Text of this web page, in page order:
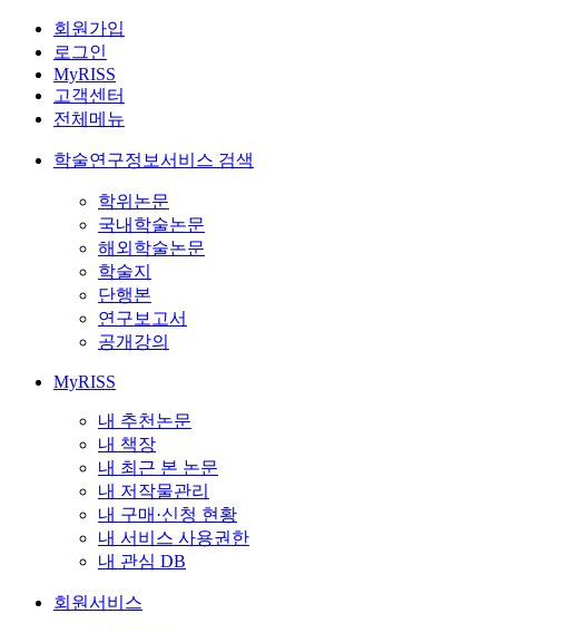
회원가입
로그인
MyRISS
고객센터
전체메뉴
학술연구정보서비스 검색
학위논문
국내학술논문
해외학술논문
학술지
단행본
연구보고서
공개강의
MyRISS
내 추천논문
내 책장
내 최근 본 논문
내 저작물관리
내 구매·신청 현황
내 서비스 사용권한
내 관심 DB
회원서비스